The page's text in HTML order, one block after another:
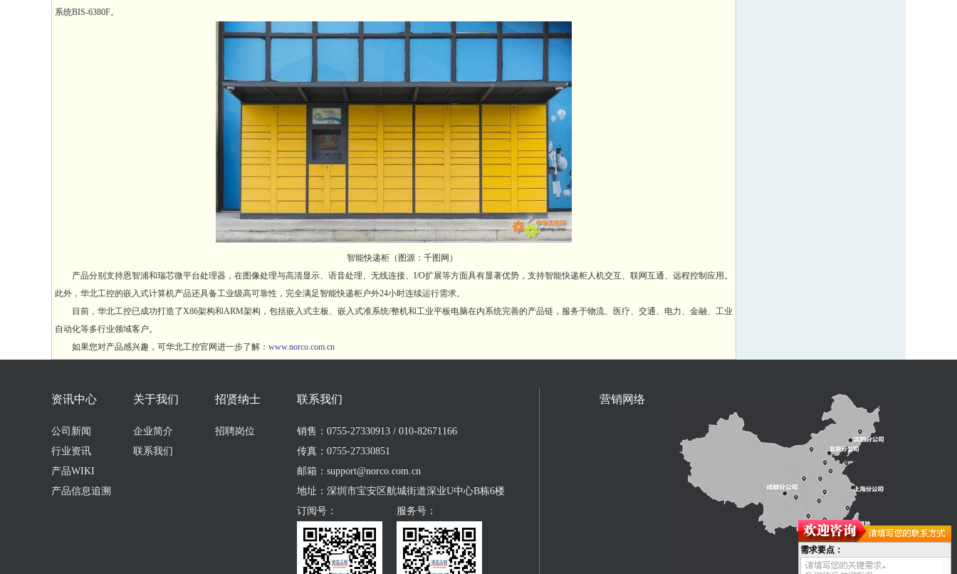
系统BIS-6380F。
智能快递柜（图源：千图网）
产品分别支持恩智浦和瑞芯微平台处理器，在图像处理与高清显示、语音处理、无线连接、I/O扩展等方面具有显著优势，支持智能快递柜人机交互、联网互通、远程控制应用。
此外，华北工控的嵌入式计算机产品还具备工业级高可靠性，完全满足智能快递柜户外24小时连续运行需求。
目前，华北工控已成功打造了X86架构和ARM架构，包括嵌入式主板、嵌入式准系统/整机和工业平板电脑在内系统完善的产品链，服务于物流、医疗、交通、电力、金融、工业
自动化等多行业领域客户。
如果您对产品感兴趣，可华北工控官网进一步了解： www.norco.com.cn
资讯中心
公司新闻
行业资讯
产品WIKI
产品信息追溯
关于我们
企业简介
联系我们
招贤纳士
招聘岗位
联系我们
销售：0755-27330913 / 010-82671166
传真：0755-27330851
邮箱：support@norco.com.cn
地址：深圳市宝安区航城街道深业U中心B栋6楼
订阅号：
服务号：
营销网络